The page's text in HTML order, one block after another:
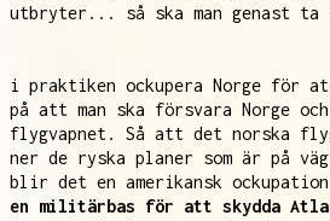
utbryter... så ska man genast
i praktiken ockupera Norge för
på att man ska försvara Norge
flygvapnet. Så att det norska
ner de ryska planer som är på
blir det en amerikansk
en militärbas för att skydda